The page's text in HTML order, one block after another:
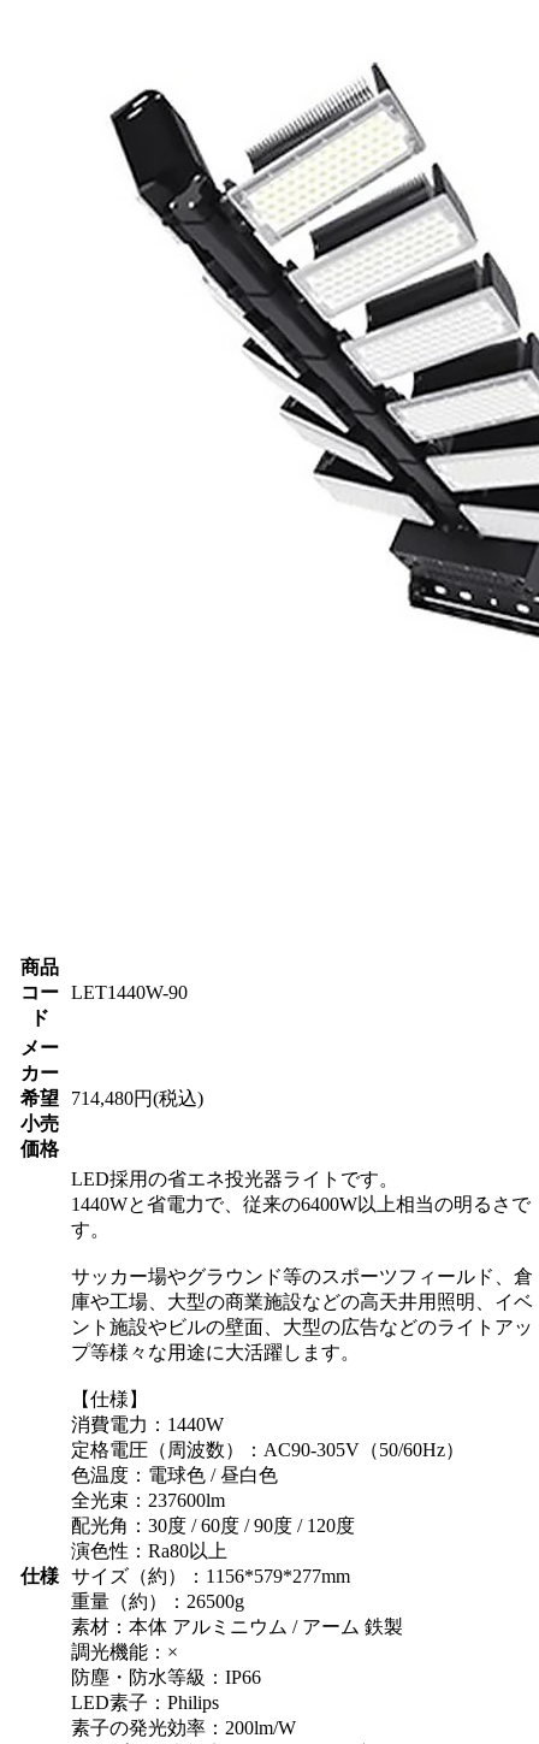
商品
コー
ド
LET1440W-90
メー
カー
希望
小売
価格
714,480円(税込)
仕様
LED採用の省エネ投光器ライトです。
1440Wと省電力で、従来の6400W以上相当の明るさで
す。
サッカー場やグラウンド等のスポーツフィールド、倉
庫や工場、大型の商業施設などの高天井用照明、イベ
ント施設やビルの壁面、大型の広告などのライトアッ
プ等様々な用途に大活躍します。
【仕様】
消費電力：1440W
定格電圧（周波数）：AC90-305V（50/60Hz）
色温度：電球色 / 昼白色
全光束：237600lm
配光角：30度 / 60度 / 90度 / 120度
演色性：Ra80以上
サイズ（約）：1156*579*277mm
重量（約）：26500g
素材：本体 アルミニウム / アーム 鉄製
調光機能：×
防塵・防水等級：IP66
LED素子：Philips
素子の発光効率：200lm/W